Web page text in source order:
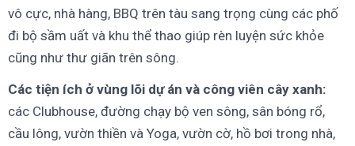
vô cực, nhà hàng, BBQ trên tàu sang trọng cùng các phố
đi bộ sầm uất và khu thể thao giúp rèn luyện sức khỏe
cũng như thư giãn trên sông.
Các tiện ích ở vùng lõi dự án và công viên cây xanh:
các Clubhouse, đường chạy bộ ven sông, sân bóng rổ,
cầu lông, vườn thiền và Yoga, vườn cờ, hồ bơi trong nhà,